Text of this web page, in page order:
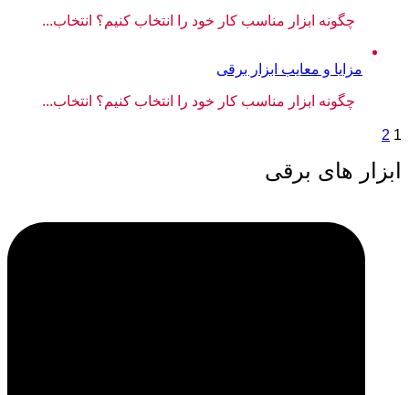
چگونه ابزار مناسب کار خود را انتخاب کنیم؟ انتخاب...
مزایا و معایب ابزار برقی
چگونه ابزار مناسب کار خود را انتخاب کنیم؟ انتخاب...
1
2
ابزار های برقی